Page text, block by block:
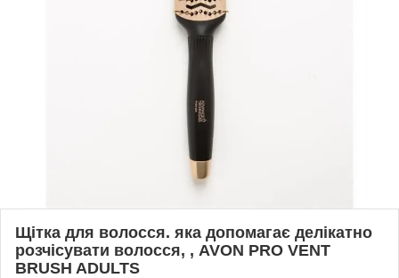
Щітка для волосся. яка допомагає делікатно
розчісувати волосся, , AVON PRO VENT
BRUSH ADULTS